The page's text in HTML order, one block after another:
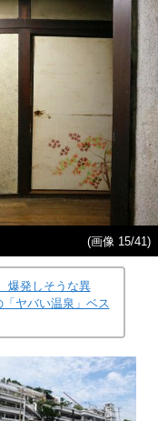
(画像 15/41)
爆発しそうな異
ヤバい温泉」ベス